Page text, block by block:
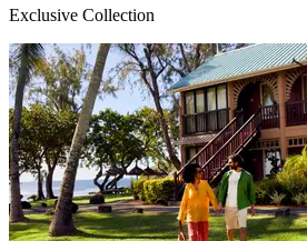
Exclusive Collection